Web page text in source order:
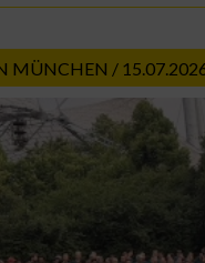
MÜNCHEN /